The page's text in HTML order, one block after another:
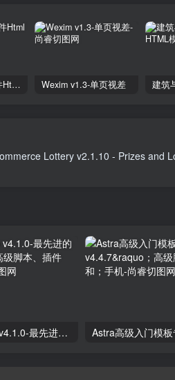
Lonyo-Sass和软件Html模板 Wexim v1.3-单页视差
Elementor Pro v4.1.0-最先进的网站构建插件；高级脚本、插件和；移动